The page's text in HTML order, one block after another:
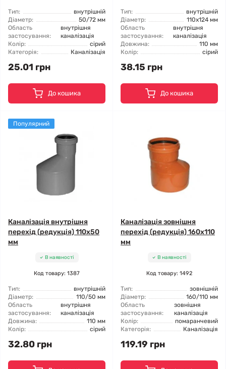
Тип:
внутрішній
Діаметр:
50/72 мм
Область
застосування:
внутрішня
каналізація
Колір:
сірий
Категорія:
Каналізація
25.01 грн
До кошика
Тип:
внутрішній
Діаметр:
110x124 мм
Область
застосування:
внутрішня
каналізація
Довжина:
110 мм
Колір:
сірий
38.15 грн
До кошика
Популярний
Каналізація внутрішня
перехід (редукція) 110x50
мм
В наявності
Код товару: 1387
Тип:
внутрішній
Діаметр:
110/50 мм
Область
застосування:
внутрішня
каналізація
Довжина:
110 мм
Колір:
сірий
32.80 грн
Каналізація зовнішня
перехід (редукція) 160x110
мм
В наявності
Код товару: 1492
Тип:
зовнішній
Діаметр:
160/110 мм
Область
застосування:
зовнішня
каналізація
Колір:
помаранчевий
Категорія:
Каналізація
119.19 грн